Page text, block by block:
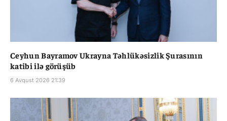
Ceyhun Bayramov Ukrayna Təhlükəsizlik Şurasının
katibi ilə görüşüb
6 Avqust 2026 21:39